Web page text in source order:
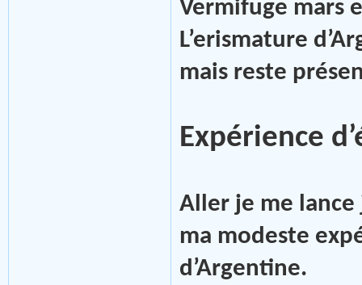
Vermifuge mars
L’erismature
mais reste
Expérience
Aller je me lance
ma modeste
d’Argentine.